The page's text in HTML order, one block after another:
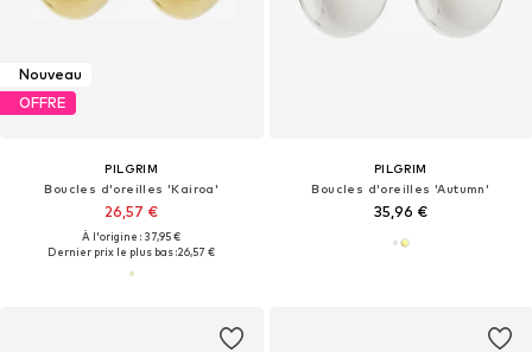
Nouveau
OFFRE
PILGRIM
Boucles d'oreilles 'Kairoa'
26,57 €
À l'origine : 37,95 €
Dernier prix le plus bas :26,57 €
PILGRIM
Boucles d'oreilles 'Autumn'
35,96 €